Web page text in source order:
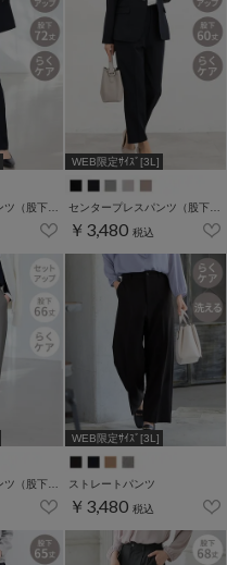
WEB限定ｻｲｽﾞ[3L]
￥3,480 税込
WEB限定ｻｲｽﾞ[3L]
ストレートパンツ
￥3,480 税込